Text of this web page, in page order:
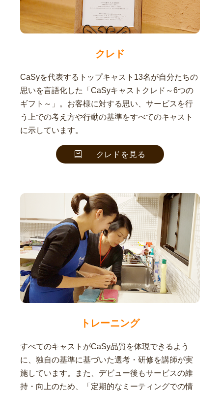
クレド
CaSyを代表するトップキャスト13名が自分たちの
思いを言語化した「CaSyキャストクレド～6つの
ギフト～」。お客様に対する思い、サービスを行
う上での考え方や行動の基準をすべてのキャスト
に示しています。
クレドを見る
トレーニング
すべてのキャストがCaSy品質を体現できるよう
に、独自の基準に基づいた選考・研修を講師が実
施しています。また、デビュー後もサービスの維
持・向上のため、「定期的なミーティングでの情